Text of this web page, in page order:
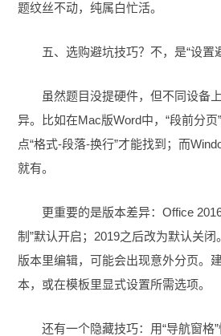
题纹丝不动，纯属白忙活。
五、选购避坑技巧？不，是“设置
虽然题目没提硬件，但不同设备
异。比如在Mac版Word中，“段前分
点“格式-段落-换行”才能找到；而
就有。
更重要的是版本差异：Office
制”默认开启；2019之后改为默认关
版本里编辑，可能会出现意外分页。
本，或在模板里显式设置所需选项。
还有一个隐藏技巧：用“导航窗格